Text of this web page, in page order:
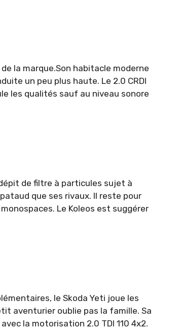
la marque.Son habitacle moderne
un peu plus haute. Le 2.0 CRDI
les qualités sauf au niveau sonore
de filtre à particules sujet à
que ses rivaux. Il reste pour
Le Koleos est suggérer
le Skoda Yeti joue les
aventurier oublie pas la famille. Sa
la motorisation 2.0 TDI 110 4x2.